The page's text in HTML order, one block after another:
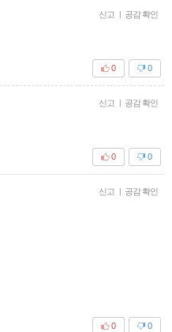
신고 | 공감 확인
0
0
신고 | 공감 확인
0
0
신고 | 공감 확인
0
0